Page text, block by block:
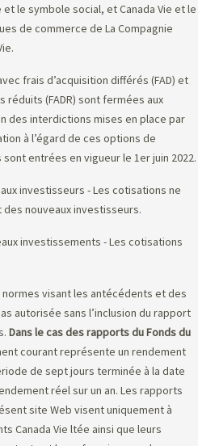
le symbole social, et Canada Vie et le
de commerce de La Compagnie
frais d’acquisition différés (FAD) et
réduits (FADR) sont fermées aux
des interdictions mises en place par
à l’égard de ces options de
entrées en vigueur le 1er juin 2022.
investisseurs - Les cotisations ne
nouveaux investisseurs.
investissements - Les cotisations
visant les antécédents et des
autorisée sans l’inclusion du rapport
Dans le cas des rapports du Fonds du
courant représente un rendement
de sept jours terminée à la date
réel sur un an. Les rapports
site Web visent uniquement à
Canada Vie ltée ainsi que leurs